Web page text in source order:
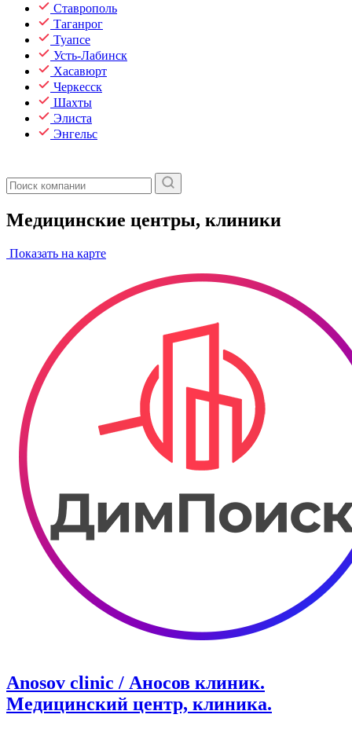
Ставрополь
Таганрог
Туапсе
Усть-Лабинск
Хасавюрт
Черкесск
Шахты
Элиста
Энгельс
Медицинские центры, клиники
Показать на карте
Anosov clinic / Аносов клиник.
Медицинский центр, клиника.